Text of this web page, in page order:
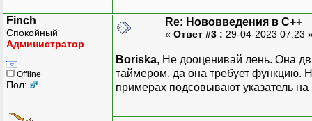
Finch
Спокойный
Администратор
Offline
Пол:
Re: Нововведения в С++
« Ответ #3 : 29-04-2023 07:23
Boriska, Не дооценивай лень. Она
таймером. да она требует функцию.
примерах подсовывают указатель